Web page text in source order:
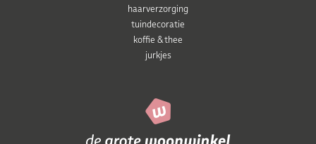
haarverzorging
tuindecoratie
koffie & thee
jurkjes